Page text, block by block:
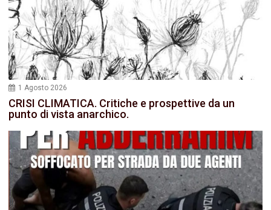
1 Agosto 2026
CRISI CLIMATICA. Critiche e prospettive da un
punto di vista anarchico.